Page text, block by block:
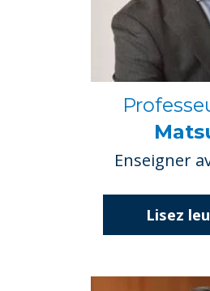
Enseigner
Lisez